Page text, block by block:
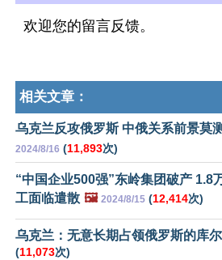
欢迎您的留言反馈。
相关文章：
乌克兰反攻俄罗斯 中俄关系前景莫测
2024/8/16 (11,893次)
“中国企业500强”东岭集团破产 1.8
工面临遣散 🖼️ 2024/8/15 (12,414次)
乌克兰：无意长期占领俄罗斯的库
(11,073次)